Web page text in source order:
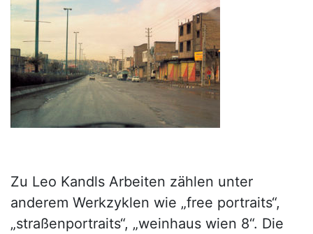
Zu Leo Kandls Arbeiten zählen unter
anderem Werkzyklen wie „free portraits“,
„straßenportraits“, „weinhaus wien 8“. Die